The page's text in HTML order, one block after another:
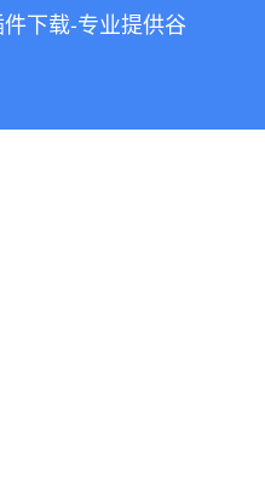
下载-专业提供谷